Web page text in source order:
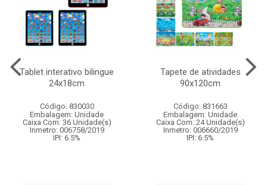
Tablet interativo bilingue
24x18cm
Código: 830030
Embalagem: Unidade
Caixa Com: 36 Unidade(s)
Inmetro: 006758/2019
IPI: 6.5%
Tapete de atividades
90x120cm
Código: 831663
Embalagem: Unidade
Caixa Com: 24 Unidade(s)
Inmetro: 006660/2019
IPI: 6.5%